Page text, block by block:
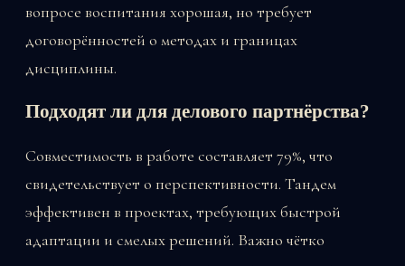
вопросе воспитания хорошая, но требует
договорённостей о методах и границах
дисциплины.
Подходят ли для делового партнёрства?
Совместимость в работе составляет 79%, что
свидетельствует о перспективности. Тандем
эффективен в проектах, требующих быстрой
адаптации и смелых решений. Важно чётко